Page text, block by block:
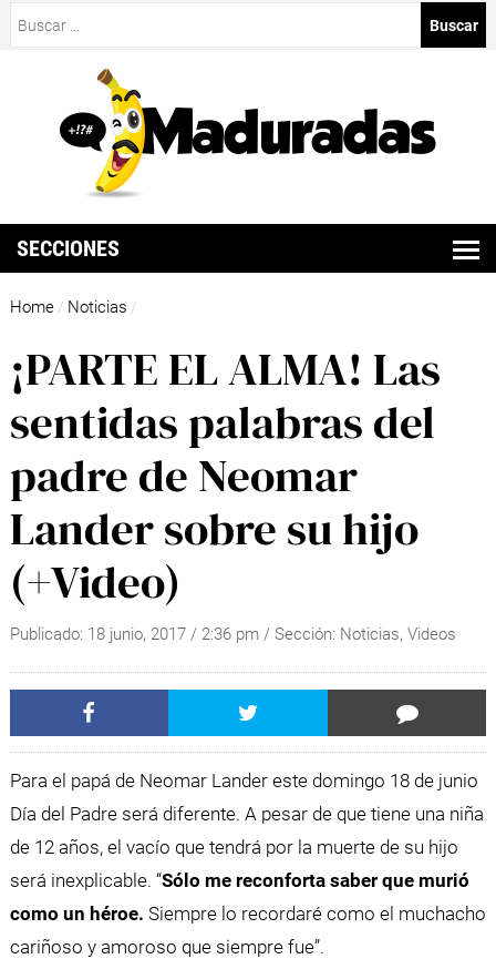
SECCIONES
Home / Noticias /
¡PARTE EL ALMA! Las
sentidas palabras del
padre de Neomar
Lander sobre su hijo
(+Video)
Publicado: 18 junio, 2017/ 2:36 pm / Sección: Noticias, Videos
Para el papá de Neomar Lander este domingo 18 de junio
Día del Padre será diferente. A pesar de que tiene una niña
de 12 años, el vacío que tendrá por la muerte de su hijo
será inexplicable. “Sólo me reconforta saber que murió
como un héroe. Siempre lo recordaré como el muchacho
cariñoso y amoroso que siempre fue”.